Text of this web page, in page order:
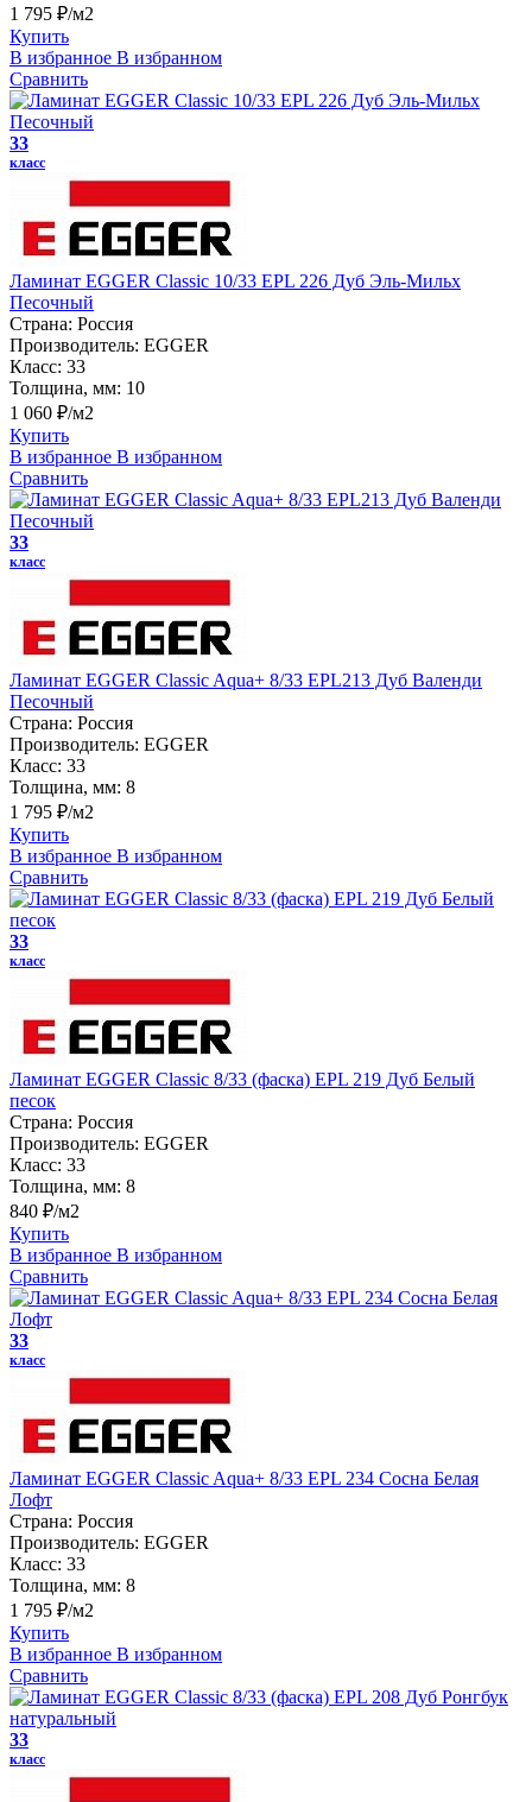
1 795 ₽/м2
Купить
В избранное В избранном
Сравнить
33
класс
Ламинат EGGER Classic 10/33 EPL 226 Дуб Эль-Мильх
Песочный
Страна: Россия
Производитель: EGGER
Класс: 33
Толщина, мм: 10
1 060 ₽/м2
Купить
В избранное В избранном
Сравнить
33
класс
Ламинат EGGER Classic Aqua+ 8/33 EPL213 Дуб Валенди
Песочный
Страна: Россия
Производитель: EGGER
Класс: 33
Толщина, мм: 8
1 795 ₽/м2
Купить
В избранное В избранном
Сравнить
33
класс
Ламинат EGGER Classic 8/33 (фаска) EPL 219 Дуб Белый
песок
Страна: Россия
Производитель: EGGER
Класс: 33
Толщина, мм: 8
840 ₽/м2
Купить
В избранное В избранном
Сравнить
33
класс
Ламинат EGGER Classic Aqua+ 8/33 EPL 234 Сосна Белая
Лофт
Страна: Россия
Производитель: EGGER
Класс: 33
Толщина, мм: 8
1 795 ₽/м2
Купить
В избранное В избранном
Сравнить
33
класс